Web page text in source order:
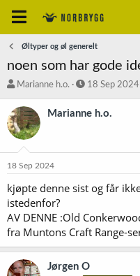
Øltyper og øl generelt
noen som har gode
T
å
d
s
t
r
Marianne h.o.
S
a
o
18 Sep 2024
Marianne h.o.
18 Sep 2024
kjøpte denne sist og får
istedenfor?
AV DENNE :Old
fra Muntons Craft Range-
Jørgen O